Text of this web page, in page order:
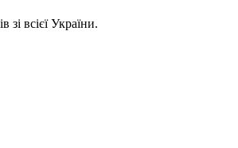
всієї України.